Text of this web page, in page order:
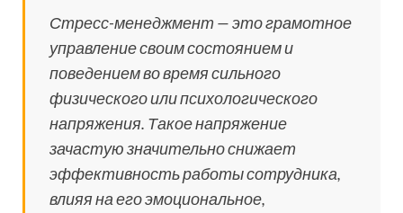
Стресс-менеджмент — это грамотное
управление своим состоянием и
поведением во время сильного
физического или психологического
напряжения. Такое напряжение
зачастую значительно снижает
эффективность работы сотрудника,
влияя на его эмоциональное,